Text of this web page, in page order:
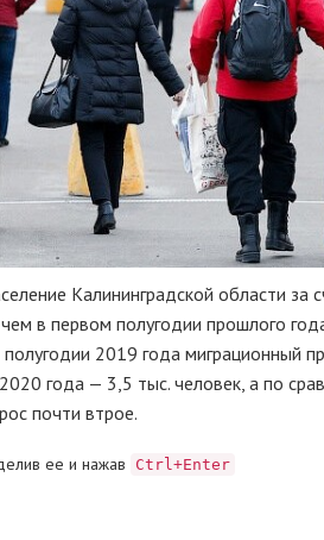
Калининградской области за
в первом полугодии прошлого
2019 года миграционный
года — 3,5 тыс. человек, а по
почти втрое.
ее и нажав Ctrl+Enter